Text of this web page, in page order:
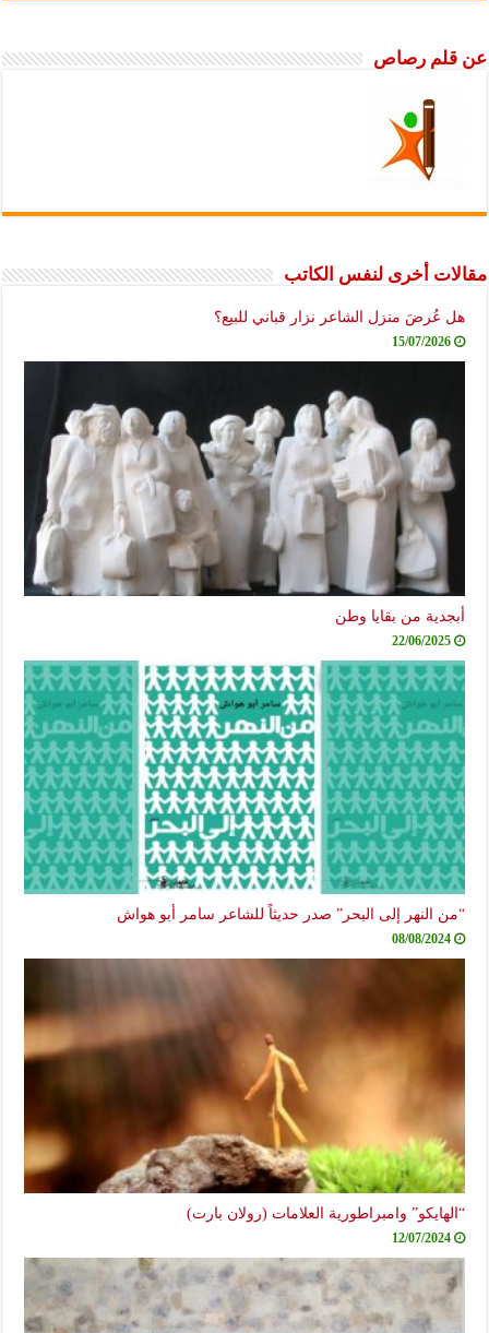
عن قلم رصاص
مقالات أخرى لنفس الكاتب
هل عُرضَ منزل الشاعر نزار قباني للبيع؟
15/07/2026
أبجدية من بقايا وطن
22/06/2025
“من النهر إلى البحر” صدر حديثاً للشاعر سامر أبو هواش
08/08/2024
“الهايكو” وامبراطورية العلامات (رولان بارت)
12/07/2024